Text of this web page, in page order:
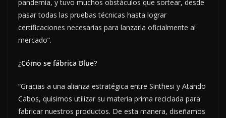
pandemia, y tuvo muchos obstáculos que sortear, desde
pasar todas las pruebas técnicas hasta lograr
certificaciones necesarias para lanzarla oficialmente al
mercado”.
¿Cómo se fábrica Blue?
“Gracias a una alianza estratégica entre Sinthesi y Atando
Cabos, quisimos utilizar su materia prima reciclada para
fabricar nuestros productos. De esta manera, diseñamos